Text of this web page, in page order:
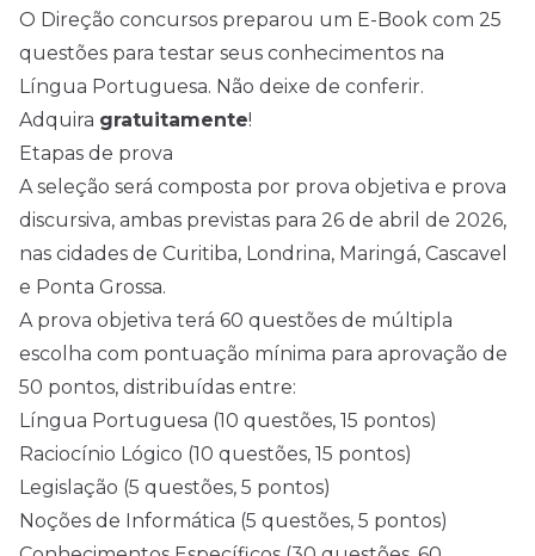
O Direção concursos preparou um E-Book com 25
questões para testar seus conhecimentos na
Língua Portuguesa. Não deixe de conferir.
Adquira gratuitamente!
Etapas de prova
A seleção será composta por prova objetiva e prova
discursiva, ambas previstas para 26 de abril de 2026,
nas cidades de Curitiba, Londrina, Maringá, Cascavel
e Ponta Grossa.
A prova objetiva terá 60 questões de múltipla
escolha com pontuação mínima para aprovação de
50 pontos, distribuídas entre:
Língua Portuguesa (10 questões, 15 pontos)
Raciocínio Lógico (10 questões, 15 pontos)
Legislação (5 questões, 5 pontos)
Noções de Informática (5 questões, 5 pontos)